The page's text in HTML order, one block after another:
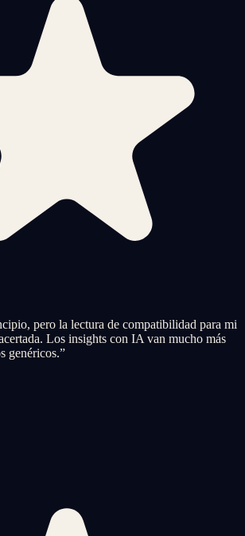
pero la lectura de compatibilidad para mi
Los insights con IA van mucho más
genéricos.”